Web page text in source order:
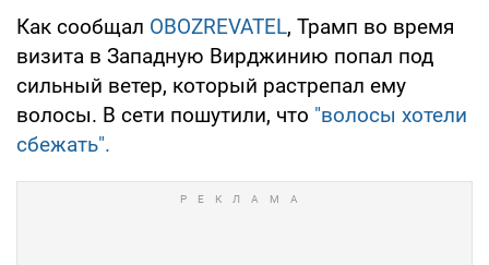
Как сообщал OBOZREVATEL, Трамп во время
визита в Западную Вирджинию попал под
сильный ветер, который растрепал ему
волосы. В сети пошутили, что "волосы хотели
сбежать".